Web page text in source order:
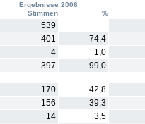
Ergebnisse 2006
Stimmen %
539
401 74,4
4 1,0
397 99,0
170 42,8
156 39,3
14 3,5